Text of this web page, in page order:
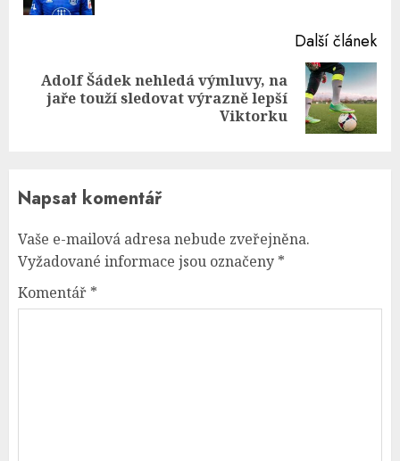
Další článek
Next
Adolf Šádek nehledá výmluvy, na
jaře touží sledovat výrazně lepší
Viktorku
Napsat komentář
Vaše e-mailová adresa nebude zveřejněna.
Vyžadované informace jsou označeny *
Komentář *